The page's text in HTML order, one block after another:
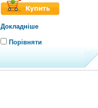
Докладніше
Порівняти